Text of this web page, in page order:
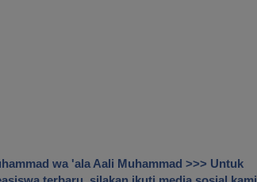
wa 'ala Aali Muhammad >>> Untuk